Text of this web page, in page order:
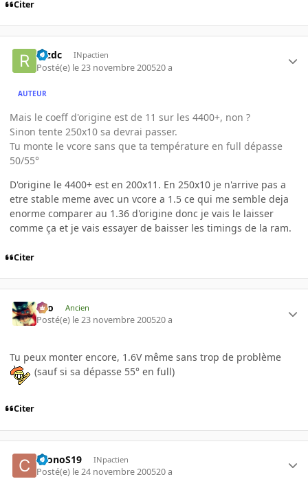
Citer
rezdc INpactien
Posté(e) le 23 novembre 200520 a
AUTEUR
Mais le coeff d'origine est de 11 sur les 4400+, non ?
Sinon tente 250x10 sa devrai passer.
Tu monte le vcore sans que ta température en full dépasse
50/55°
D'origine le 4400+ est en 200x11. En 250x10 je n'arrive pas a
etre stable meme avec un vcore a 1.5 ce qui me semble deja
enorme comparer au 1.36 d'origine donc je vais le laisser
comme ça et je vais essayer de baisser les timings de la ram.
Citer
eYo Ancien
Posté(e) le 23 novembre 200520 a
Tu peux monter encore, 1.6V même sans trop de problème
(sauf si sa dépasse 55° en full)
Citer
CronoS19 INpactien
Posté(e) le 24 novembre 200520 a